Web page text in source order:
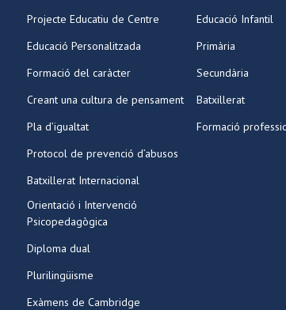
Projecte Educatiu de Centre
Educació Personalitzada
Formació del caràcter
Creant una cultura de pensament
Pla d’igualtat
Protocol de prevenció d’abusos
Batxillerat Internacional
Orientació i Intervenció
Psicopedagògica
Diploma dual
Plurilingüisme
Exàmens de Cambridge
Educació Infantil
Primària
Secundària
Batxillerat
Formació